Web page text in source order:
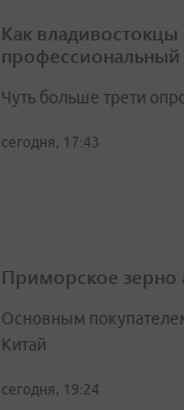
Как владивостокцы
Чуть больше трети
сегодня, 17:43
Приморское зерно
Основным
Китай
сегодня, 19:24